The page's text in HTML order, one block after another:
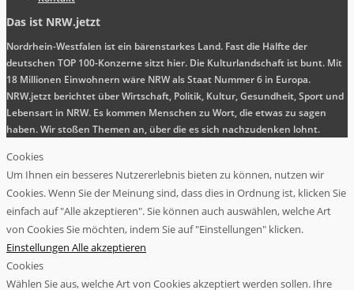
Das ist NRW.jetzt
Nordrhein-Westfalen ist ein bärenstarkes Land. Fast die Hälfte der
deutschen TOP 100-Konzerne sitzt hier. Die Kulturlandschaft ist bunt. Mit
18 Millionen Einwohnern wäre NRW als Staat Nummer 6 in Europa.
NRW.jetzt berichtet über Wirtschaft, Politik, Kultur, Gesundheit, Sport und
Lebensart in NRW. Es kommen Menschen zu Wort, die etwas zu sagen
haben. Wir stoßen Themen an, über die es sich nachzudenken lohnt.
Cookies
Um Ihnen ein besseres Nutzererlebnis bieten zu können, nutzen wir
Cookies. Wenn Sie der Meinung sind, dass dies in Ordnung ist, klicken Sie
einfach auf "Alle akzeptieren". Sie können auch auswählen, welche Art
von Cookies Sie möchten, indem Sie auf "Einstellungen" klicken.
Einstellungen Alle akzeptieren
Cookies
Wählen Sie aus, welche Art von Cookies akzeptiert werden sollen. Ihre